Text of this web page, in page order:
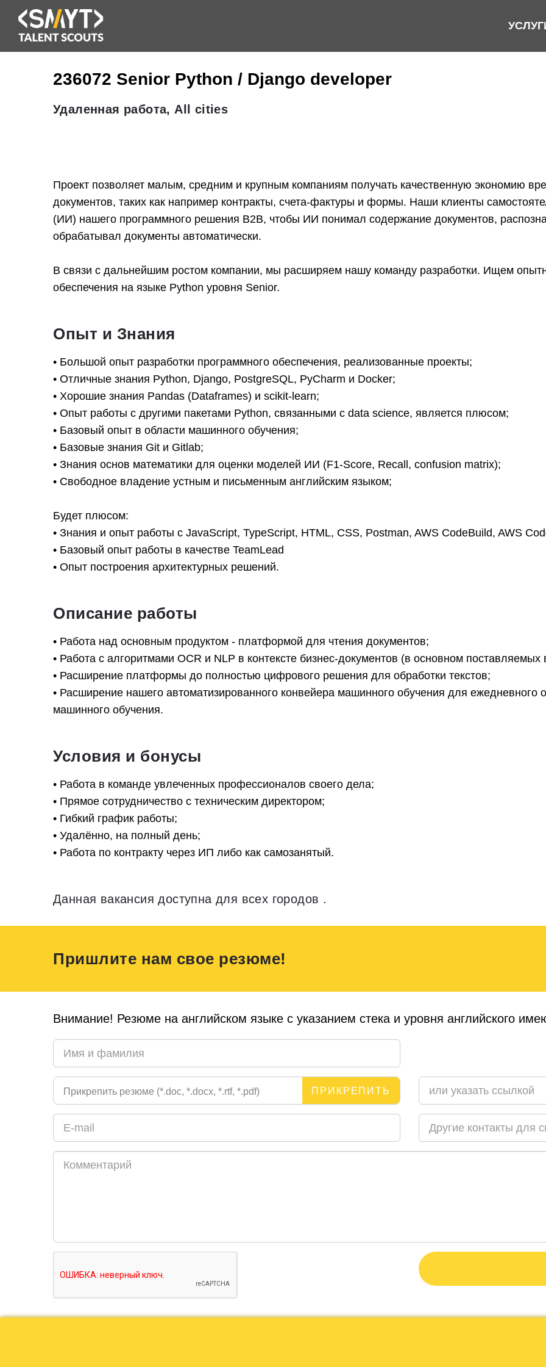
236072 Senior Python / Django developer
Удаленная работа, All cities
Проект позволяет малым, средним и крупным компаниям получать качественную экономию
документов, таких как например контракты, счета-фактуры и формы. Наши клиенты
(ИИ) нашего программного решения B2B, чтобы ИИ понимал содержание документов,
обрабатывал документы автоматически.
В связи с дальнейшим ростом компании, мы расширяем нашу команду разработки. Ищем
обеспечения на языке Python уровня Senior.
Опыт и Знания
• Большой опыт разработки программного обеспечения, реализованные проекты;
• Отличные знания Python, Django, PostgreSQL, PyCharm и Docker;
• Хорошие знания Pandas (Dataframes) и scikit-learn;
• Опыт работы с другими пакетами Python, связанными с data science, является плюсом;
• Базовый опыт в области машинного обучения;
• Базовые знания Git и Gitlab;
• Знания основ математики для оценки моделей ИИ (F1-Score, Recall, confusion matrix);
• Свободное владение устным и письменным английским языком;
Будет плюсом:
• Знания и опыт работы с JavaScript, TypeScript, HTML, CSS, Postman, AWS CodeBuild, AWS
• Базовый опыт работы в качестве TeamLead
• Опыт построения архитектурных решений.
Описание работы
• Работа над основным продуктом - платформой для чтения документов;
• Работа с алгоритмами OCR и NLP в контексте бизнес-документов (в основном
• Расширение платформы до полностью цифрового решения для обработки текстов;
• Расширение нашего автоматизированного конвейера машинного обучения для ежедневного
машинного обучения.
Условия и бонусы
• Работа в команде увлеченных профессионалов своего дела;
• Прямое сотрудничество с техническим директором;
• Гибкий график работы;
• Удалённо, на полный день;
• Работа по контракту через ИП либо как самозанятый.
Данная вакансия доступна для всех городов .
Пришлите нам свое резюме!
Внимание! Резюме на английском языке с указанием стека и уровня английского
ПРИКРЕПИТЬ
Прикрепить резюме (*.doc, *.docx, *.rtf, *.pdf)